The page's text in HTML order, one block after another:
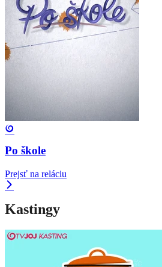
Po škole
Prejsť na reláciu
Kastingy